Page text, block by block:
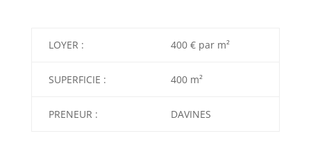
LOYER : 400 € par m²
SUPERFICIE : 400 m²
PRENEUR : DAVINES